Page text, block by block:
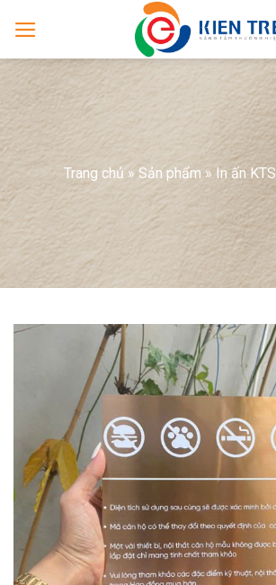
content
Trang chủ » Sản phẩm » In ấn KTS